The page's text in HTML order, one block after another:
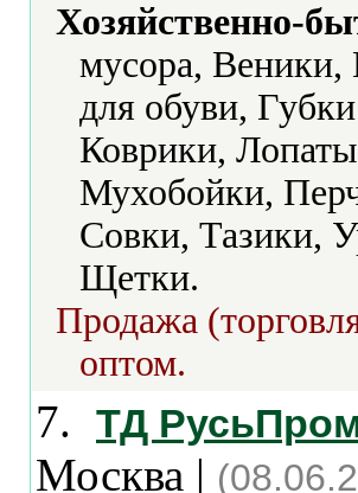
Хозяйственно-
мусора, Веники,
для обуви,
Коврики,
Мухобойки,
Совки, Тазики,
Щетки.
Продажа
оптом.
7. ТД
Москва |